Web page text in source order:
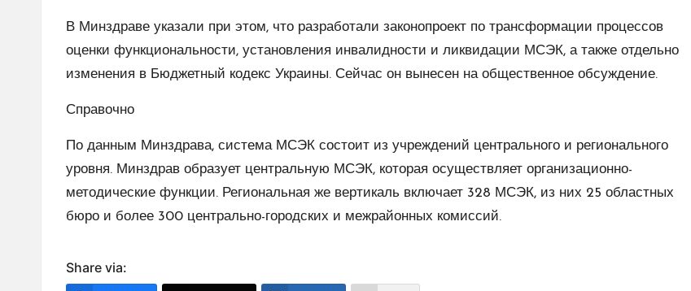
В Минздраве указали при этом, что разработали законопроект по трансформации процессов
оценки функциональности, установления инвалидности и ликвидации МСЭК, а также отдельно
изменения в Бюджетный кодекс Украины. Сейчас он вынесен на общественное обсуждение.
Справочно
По данным Минздрава, система МСЭК состоит из учреждений центрального и регионального
уровня. Минздрав образует центральную МСЭК, которая осуществляет организационно-
методические функции. Региональная же вертикаль включает 328 МСЭК, из них 25 областных
бюро и более 300 центрально-городских и межрайонных комиссий.
Share via: